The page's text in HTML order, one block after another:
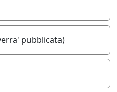
pubblicata)